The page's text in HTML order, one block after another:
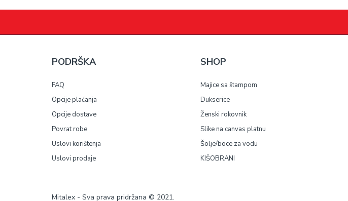
PODRŠKA
FAQ
Opcije plaćanja
Opcije dostave
Povrat robe
Uslovi korištenja
Uslovi prodaje
SHOP
Majice sa štampom
Dukserice
Ženski rokovnik
Slike na canvas platnu
Šolje/boce za vodu
KIŠOBRANI
Mitalex - Sva prava pridržana © 2021.